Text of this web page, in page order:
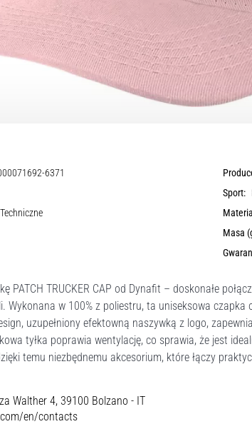
6371
Sport:
Masa
PATCH TRUCKER CAP od Dynafit – doskonałe
Wykonana w 100% z poliestru, ta uniseksowa
uzupełniony efektowną naszywką z logo,
tyłka poprawia wentylację, co sprawia, że jest
temu niezbędnemu akcesorium, które łączy
Walther 4, 39100 Bolzano - IT
en/contacts